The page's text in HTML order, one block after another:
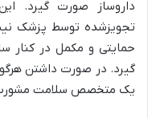
داروساز صورت گیرد.
تجویزشده توسط پزشک
حمایتی و مکمل در کنار
گیرد. در صورت داشتن
یک متخصص سلامت